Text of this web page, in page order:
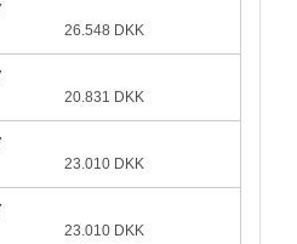
26.548 DKK
20.831 DKK
23.010 DKK
23.010 DKK